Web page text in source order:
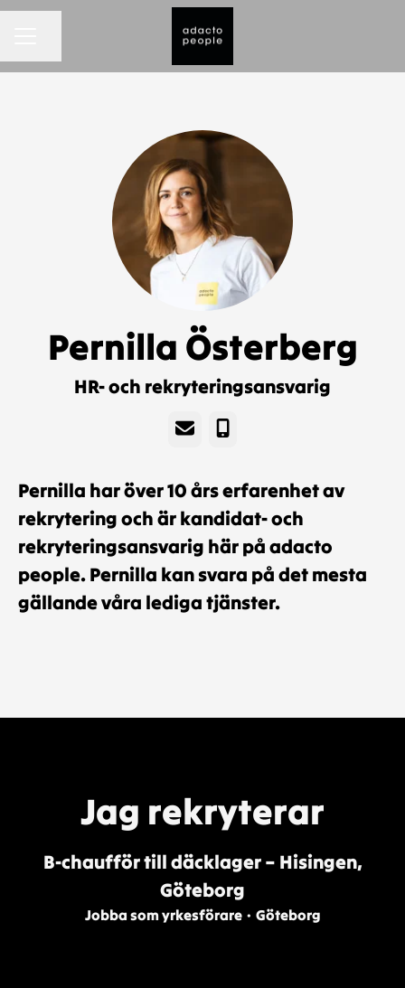
Pernilla Österberg
HR- och rekryteringsansvarig
E-post Telefon
Pernilla har över 10 års erfarenhet av
rekrytering och är kandidat- och
rekryteringsansvarig här på adacto
people. Pernilla kan svara på det mesta
gällande våra lediga tjänster.
Jag rekryterar
B-chaufför till däcklager – Hisingen,
Göteborg
Jobba som yrkesförare · Göteborg